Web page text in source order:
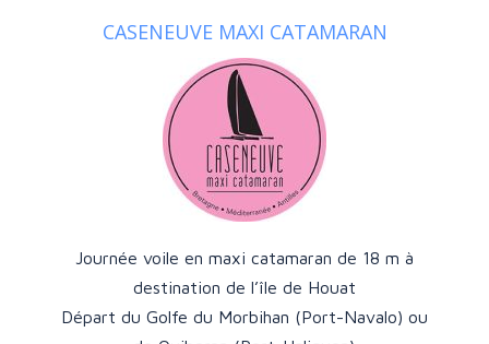
CASENEUVE MAXI CATAMARAN
Journée voile en maxi catamaran de 18 m à
destination de l’île de Houat
Départ du Golfe du Morbihan (Port-Navalo) ou